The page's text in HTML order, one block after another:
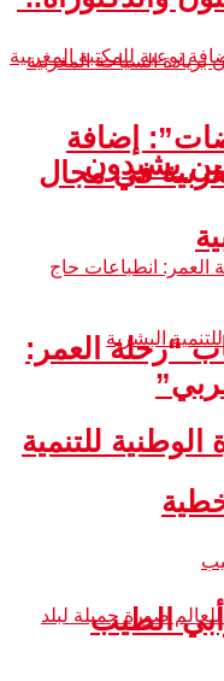
يشيدون
للتنمية
إضافة
في مجال
“رحلة العمر:
الطيب